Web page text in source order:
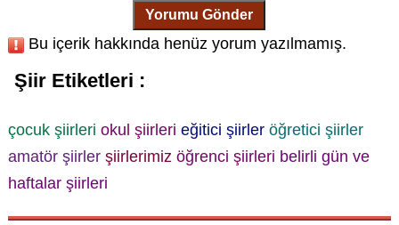
Yorumu Gönder
Bu içerik hakkında henüz yorum yazılmamış.
Şiir Etiketleri :
çocuk şiirleri okul şiirleri eğitici şiirler öğretici şiirler
amatör şiirler şiirlerimiz öğrenci şiirleri belirli gün ve
haftalar şiirleri